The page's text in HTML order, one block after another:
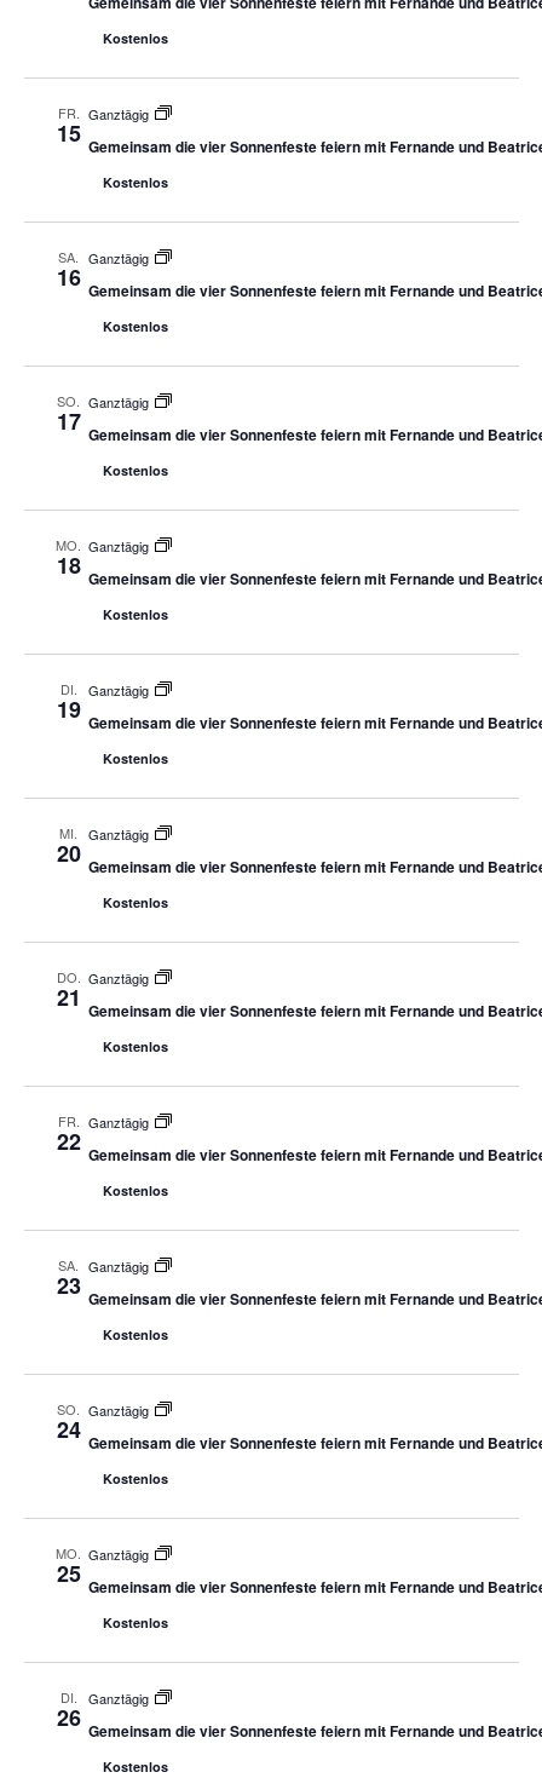
Kostenlos
FR.
15
Ganztägig
Gemeinsam die vier Sonnenfeste feiern mit Fernande und
Kostenlos
SA.
16
Ganztägig
Gemeinsam die vier Sonnenfeste feiern mit Fernande und
Kostenlos
SO.
17
Ganztägig
Gemeinsam die vier Sonnenfeste feiern mit Fernande und
Kostenlos
MO.
18
Ganztägig
Gemeinsam die vier Sonnenfeste feiern mit Fernande und
Kostenlos
DI.
19
Ganztägig
Gemeinsam die vier Sonnenfeste feiern mit Fernande und
Kostenlos
MI.
20
Ganztägig
Gemeinsam die vier Sonnenfeste feiern mit Fernande und
Kostenlos
DO.
21
Ganztägig
Gemeinsam die vier Sonnenfeste feiern mit Fernande und
Kostenlos
FR.
22
Ganztägig
Gemeinsam die vier Sonnenfeste feiern mit Fernande und
Kostenlos
SA.
23
Ganztägig
Gemeinsam die vier Sonnenfeste feiern mit Fernande und
Kostenlos
SO.
24
Ganztägig
Gemeinsam die vier Sonnenfeste feiern mit Fernande und
Kostenlos
MO.
25
Ganztägig
Gemeinsam die vier Sonnenfeste feiern mit Fernande und
Kostenlos
DI.
26
Ganztägig
Gemeinsam die vier Sonnenfeste feiern mit Fernande und
Kostenlos